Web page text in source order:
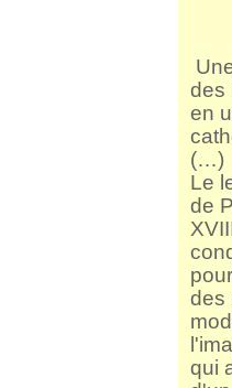
des
en
(…)
Le
de
des
qui